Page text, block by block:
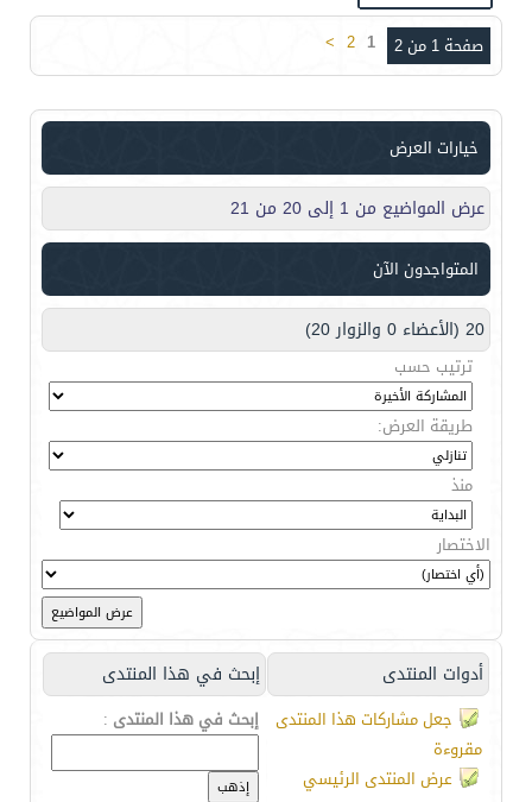
صفحة 1 من 2 1
2
>
خيارات العرض
عرض المواضيع من 1 إلى 20 من 21
المتواجدون الآن
20 (الأعضاء 0 والزوار 20)
ترتيب حسب
طريقة العرض:
منذ
الاختصار
أدوات المنتدى إبحث في هذا المنتدى
جعل مشاركات هذا المنتدى
مقروءة
عرض المنتدى الرئيسي
إبحث في هذا المنتدى :